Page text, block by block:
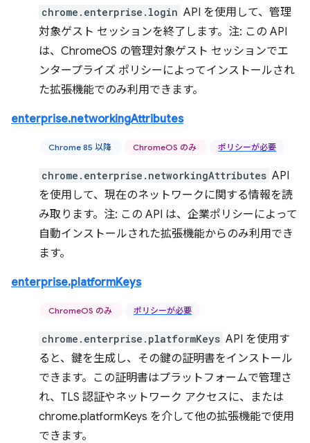
chrome.enterprise.login API を使用して、管理
対象ゲスト セッションを終了します。注: この API
は、ChromeOS の管理対象ゲスト セッションでエ
ンタープライズ ポリシーによってインストールされ
た拡張機能でのみ利用できます。
enterprise.networkingAttributes
Chrome 85 以降 ChromeOS のみ ポリシーが必要
chrome.enterprise.networkingAttributes API
を使用して、現在のネットワークに関する情報を読
み取ります。注: この API は、企業ポリシーによって
自動インストールされた拡張機能からのみ利用でき
ます。
enterprise.platformKeys
ChromeOS のみ ポリシーが必要
chrome.enterprise.platformKeys API を使用す
ると、鍵を生成し、その鍵の証明書をインストール
できます。この証明書はプラットフォームで管理さ
れ、TLS 認証やネットワーク アクセスに、または
chrome.platformKeys を介して他の拡張機能で使用
できます。